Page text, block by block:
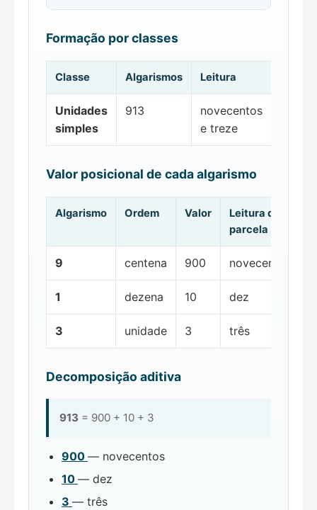
Formação por classes
Classe Algarismos Leitura
Unidades
simples
913
novecentos
e treze
Valor posicional de cada algarismo
Algarismo Ordem Valor
Leitura da
parcela
9 centena 900 novecentos
1 dezena 10 dez
3 unidade 3 três
Decomposição aditiva
913 = 900 + 10 + 3
900 — novecentos
10 — dez
3 — três